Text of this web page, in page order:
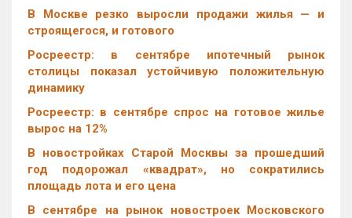
В Москве резко выросли продажи жилья — и
строящегося, и готового
Росреестр: в сентябре ипотечный рынок
столицы показал устойчивую положительную
динамику
Росреестр: в сентябре спрос на готовое жилье
вырос на 12%
В новостройках Старой Москвы за прошедший
год подорожал «квадрат», но сократились
площадь лота и его цена
В сентябре на рынок новостроек Московского